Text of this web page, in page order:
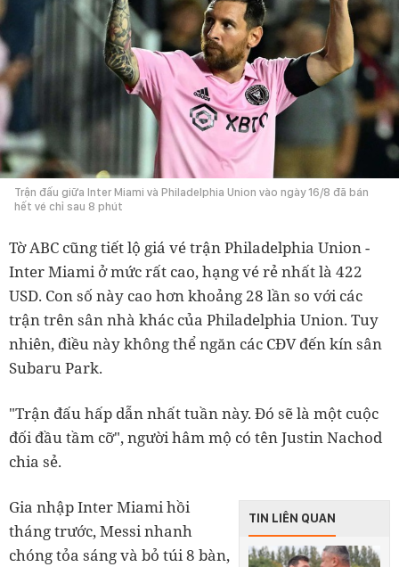
Trận đấu giữa Inter Miami và Philadelphia Union vào ngày 16/8 đã bán
hết vé chỉ sau 8 phút
Tờ ABC cũng tiết lộ giá vé trận Philadelphia Union -
Inter Miami ở mức rất cao, hạng vé rẻ nhất là 422
USD. Con số này cao hơn khoảng 28 lần so với các
trận trên sân nhà khác của Philadelphia Union. Tuy
nhiên, điều này không thể ngăn các CĐV đến kín sân
Subaru Park.
"Trận đấu hấp dẫn nhất tuần này. Đó sẽ là một cuộc
đối đầu tầm cỡ", người hâm mộ có tên Justin Nachod
chia sẻ.
TIN LIÊN QUAN
Gia nhập Inter Miami hồi
tháng trước, Messi nhanh
chóng tỏa sáng và bỏ túi 8 bàn,